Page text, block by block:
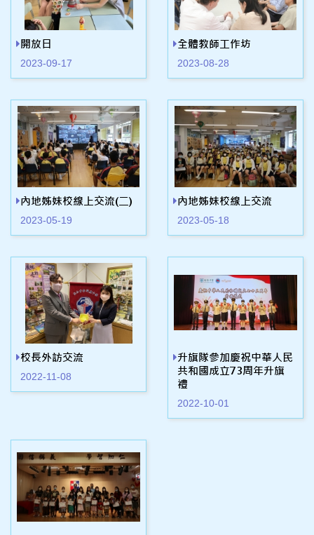
開放日
2023-09-17
全體教師工作坊
2023-08-28
內地姊妹校線上交流(二)
2023-05-19
內地姊妹校線上交流
2023-05-18
校長外訪交流
2022-11-08
升旗隊參加慶祝中華人民
共和國成立73周年升旗
禮
2022-10-01